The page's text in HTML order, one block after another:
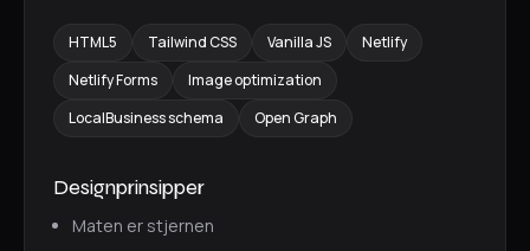
HTML5 Tailwind CSS Vanilla JS
Netlify
Netlify Forms
Image optimization
LocalBusiness schema
Open Graph
Designprinsipper
Maten er stjernen